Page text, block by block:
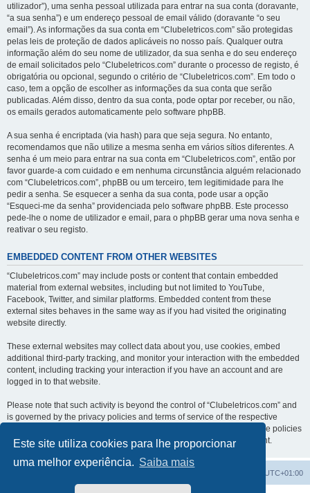
Este site utiliza cookies para lhe proporcionar
uma melhor experiência. Saiba mais
utilizador”), uma senha pessoal utilizada para entrar na sua conta (doravante,
“a sua senha”) e um endereço pessoal de email válido (doravante “o seu
email”). As informações da sua conta em “Clubeletricos.com” são protegidas
pelas leis de proteção de dados aplicáveis no nosso país. Qualquer outra
informação além do seu nome de utilizador, da sua senha e do seu endereço
de email solicitados pelo “Clubeletricos.com” durante o processo de registo, é
obrigatória ou opcional, segundo o critério de “Clubeletricos.com”. Em todo o
caso, tem a opção de escolher as informações da sua conta que serão
publicadas. Além disso, dentro da sua conta, pode optar por receber, ou não,
os emails gerados automaticamente pelo software phpBB.
A sua senha é encriptada (via hash) para que seja segura. No entanto,
recomendamos que não utilize a mesma senha em vários sítios diferentes. A
senha é um meio para entrar na sua conta em “Clubeletricos.com”, então por
favor guarde-a com cuidado e em nenhuma circunstância alguém relacionado
com “Clubeletricos.com”, phpBB ou um terceiro, tem legitimidade para lhe
pedir a senha. Se esquecer a senha da sua conta, pode usar a opção
“Esqueci-me da senha” providenciada pelo software phpBB. Este processo
pede-lhe o nome de utilizador e email, para o phpBB gerar uma nova senha e
reativar o seu registo.
EMBEDDED CONTENT FROM OTHER WEBSITES
“Clubeletricos.com” may include posts or content that contain embedded
material from external websites, including but not limited to YouTube,
Facebook, Twitter, and similar platforms. Embedded content from these
external sites behaves in the same way as if you had visited the originating
website directly.
These external websites may collect data about you, use cookies, embed
additional third-party tracking, and monitor your interaction with the embedded
content, including tracking your interaction if you have an account and are
logged in to that website.
Please note that such activity is beyond the control of “Clubeletricos.com” and
is governed by the privacy policies and terms of service of the respective
external websites. We encourage you to review the privacy and cookie policies
of any third-party services you interact with through embedded content.
UTC+01:00